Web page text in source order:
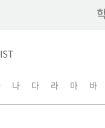
나 다 라 마 바